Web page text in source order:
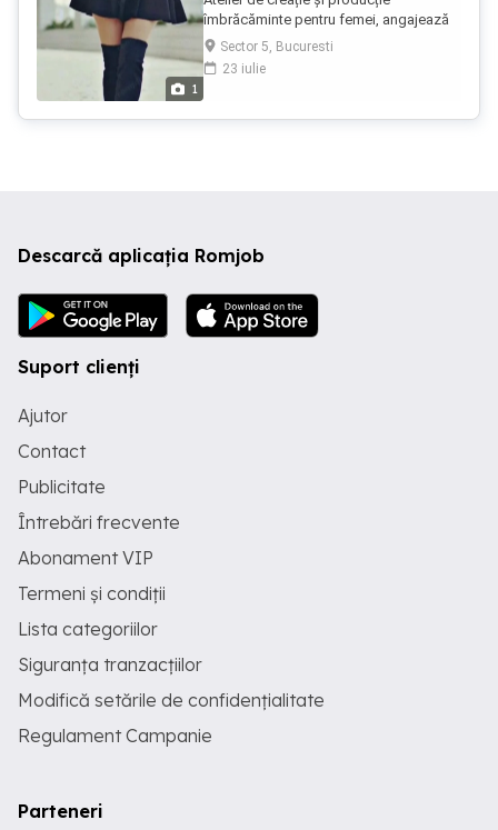
1
îmbrăcăminte pentru femei, angajează
modelier cu experienta(minim 5ani)
Atributii: Asamblare prototipuri cap
coada dupa tipare si serii mici pe mașini
surfilat, butoniere), atentie mare la
întreagă (8 ore zi), salariul în funcție de
mică și stabilă Atelierul se afla in incinta
ELECTROMAGNETICA , sec. 5
Sector 5, Bucuresti
23 iulie
Descarcă aplicația Romjob
Suport clienți
Ajutor
Contact
Publicitate
Întrebări frecvente
Abonament VIP
Termeni și condiții
Lista categoriilor
Siguranța tranzacțiilor
Modifică setările de confidențialitate
Regulament Campanie
Parteneri